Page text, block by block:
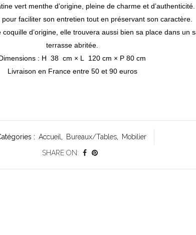
vert menthe d’origine, pleine de charme et
faciliter son entretien tout en préservant son caractère.
coquille d’origine, elle trouvera aussi bien sa place dans un
terrasse abritée.
: H 38 cm × L 120 cm × P 80 cm
Livraison en France entre 50 et 90 euros
: Accueil Bureaux/Tables,
Mobilier
SHARE ON: